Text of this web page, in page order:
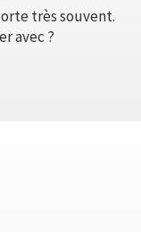
très souvent.
avec ?